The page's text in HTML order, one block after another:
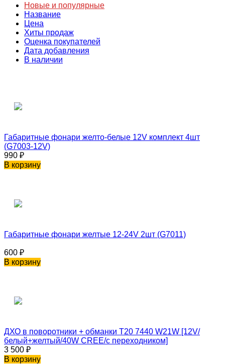
Новые и популярные
Название
Цена
Хиты продаж
Оценка покупателей
Дата добавления
В наличии
Габаритные фонари желто-белые 12V комплект 4шт
(G7003-12V)
990 ₽
В корзину
Габаритные фонари желтые 12-24V 2шт (G7011)
600 ₽
В корзину
ДХО в поворотники + обманки T20 7440 W21W [12V/
белый+желтый/40W CREE/с переходником]
3 500 ₽
В корзину